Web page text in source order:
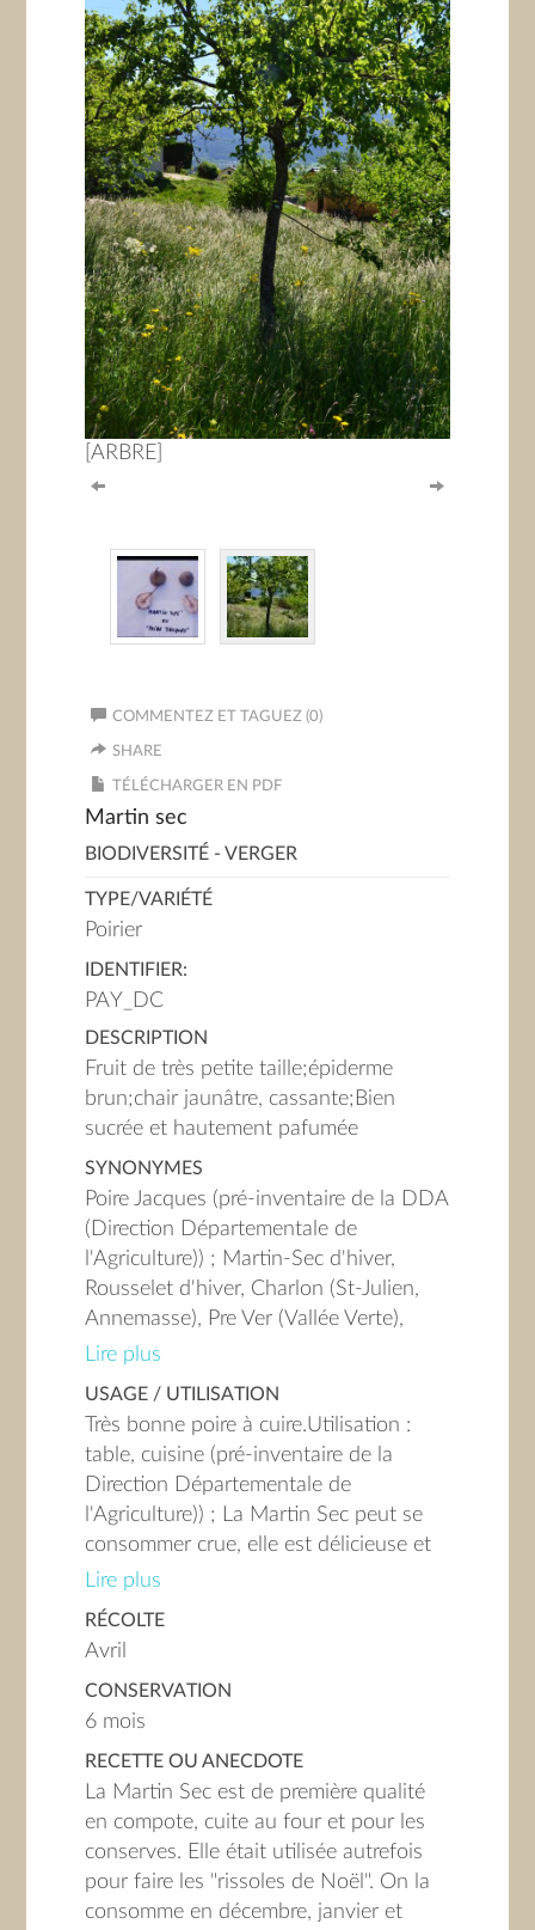
[ARBRE]
COMMENTEZ ET TAGUEZ (0)
SHARE
TÉLÉCHARGER EN PDF
Martin sec
BIODIVERSITÉ - VERGER
TYPE/VARIÉTÉ
Poirier
IDENTIFIER:
PAY_DC
DESCRIPTION
Fruit de très petite taille;épiderme
brun;chair jaunâtre, cassante;Bien
sucrée et hautement pafumée
SYNONYMES
Poire Jacques (pré-inventaire de la DDA
(Direction Départementale de
l'Agriculture)) ; Martin-Sec d'hiver,
Rousselet d'hiver, Charlon (St-Julien,
Annemasse), Pre Ver (Vallée Verte),
Qernie (Albanais), De St-Martin (Les
Poire Rosset dans le pays de Faverges
(Rémy BAZEAU (Association les
Croqueurs de Pommes))
Lire plus
USAGE / UTILISATION
Très bonne poire à cuire.Utilisation :
table, cuisine (pré-inventaire de la
Direction Départementale de
l'Agriculture)) ; La Martin Sec peut se
consommer crue, elle est délicieuse et
très sucrée. C'est d'ailleurs grâce à sa
bonne teneur en sucres qu'elle trouvera
recettes de confiseries, de confitures et
de fruits secs. (Les fruits de nos
montagnes de Savoie)
Lire plus
RÉCOLTE
Avril
CONSERVATION
6 mois
RECETTE OU ANECDOTE
La Martin Sec est de première qualité
en compote, cuite au four et pour les
conserves. Elle était utilisée autrefois
pour faire les "rissoles de Noël". On la
consomme en décembre, janvier et